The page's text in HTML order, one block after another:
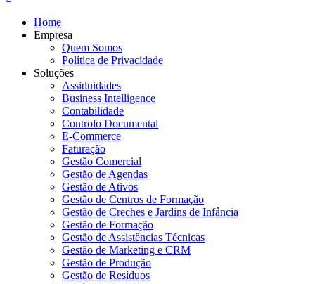
Home
Empresa
Quem Somos
Política de Privacidade
Soluções
Assiduidades
Business Intelligence
Contabilidade
Controlo Documental
E-Commerce
Faturação
Gestão Comercial
Gestão de Agendas
Gestão de Ativos
Gestão de Centros de Formação
Gestão de Creches e Jardins de Infância
Gestão de Formação
Gestão de Assistências Técnicas
Gestão de Marketing e CRM
Gestão de Produção
Gestão de Resíduos